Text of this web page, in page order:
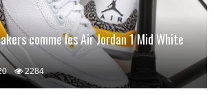
comme les Air Jordan 1 Mid White
2284